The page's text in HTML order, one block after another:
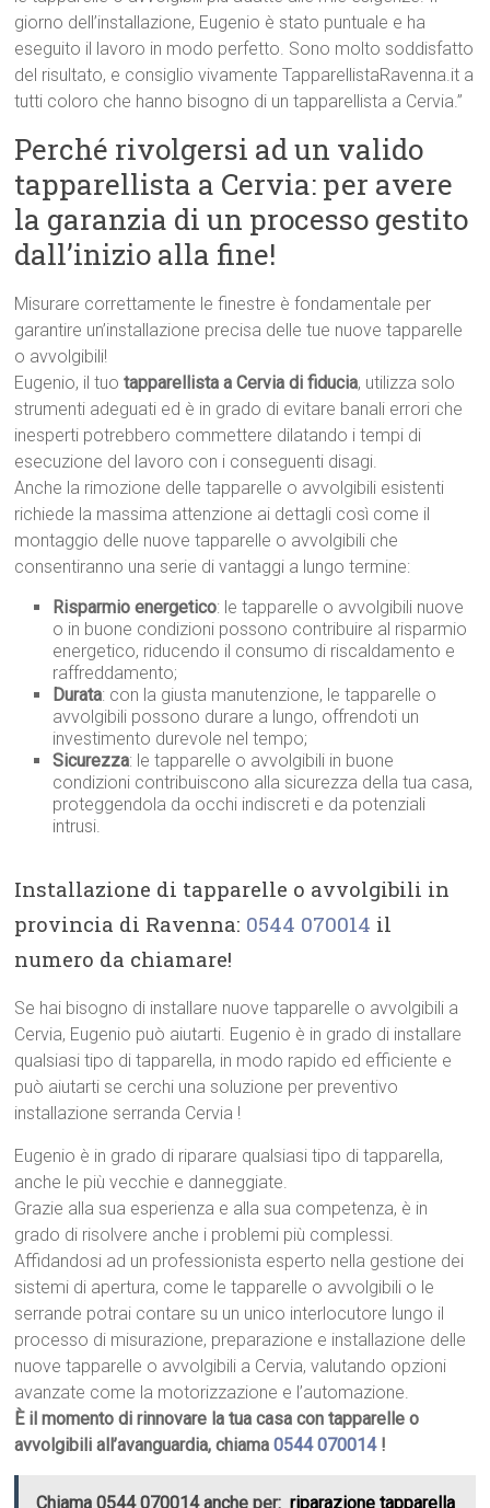
giorno dell’installazione, Eugenio è stato puntuale e ha
eseguito il lavoro in modo perfetto. Sono molto soddisfatto
del risultato, e consiglio vivamente TapparellistaRavenna.it a
tutti coloro che hanno bisogno di un tapparellista a Cervia.”
Perché rivolgersi ad un valido
tapparellista a Cervia: per avere
la garanzia di un processo gestito
dall’inizio alla fine!
Misurare correttamente le finestre è fondamentale per
garantire un’installazione precisa delle tue nuove tapparelle
o avvolgibili!
Eugenio, il tuotapparellista a Cervia di fiducia, utilizza solo
strumenti adeguati ed è in grado di evitare banali errori che
inesperti potrebbero commettere dilatando i tempi di
esecuzione del lavoro con i conseguenti disagi.
Anche la rimozione delle tapparelle o avvolgibili esistenti
richiede la massima attenzione ai dettagli così come il
montaggio delle nuove tapparelle o avvolgibili che
consentiranno una serie di vantaggi a lungo termine:
Risparmio energetico: le tapparelle o avvolgibili nuove
o in buone condizioni possono contribuire al risparmio
energetico, riducendo il consumo di riscaldamento e
raffreddamento;
Durata: con la giusta manutenzione, le tapparelle o
avvolgibili possono durare a lungo, offrendoti un
investimento durevole nel tempo;
Sicurezza: le tapparelle o avvolgibili in buone
condizioni contribuiscono alla sicurezza della tua casa,
proteggendola da occhi indiscreti e da potenziali
intrusi.
Installazione di tapparelle o avvolgibili in
provincia di Ravenna: 0544 070014 il
numero da chiamare!
Se hai bisogno di installare nuove tapparelle o avvolgibili a
Cervia, Eugenio può aiutarti. Eugenio è in grado di installare
qualsiasi tipo di tapparella, in modo rapido ed efficiente e
può aiutarti se cerchi una soluzione per preventivo
installazione serranda Cervia !
Eugenio è in grado di riparare qualsiasi tipo di tapparella,
anche le più vecchie e danneggiate.
Grazie alla sua esperienza e alla sua competenza, è in
grado di risolvere anche i problemi più complessi.
Affidandosi ad un professionista esperto nella gestione dei
sistemi di apertura, come le tapparelle o avvolgibili o le
serrande potrai contare su un unico interlocutore lungo il
processo di misurazione, preparazione e installazione delle
nuove tapparelle o avvolgibili a Cervia, valutando opzioni
avanzate come la motorizzazione e l’automazione.
È il momento di rinnovare la tua casa con tapparelle o
avvolgibili all’avanguardia, chiama0544 070014!
Chiama 0544 070014 anche per: riparazione tapparella